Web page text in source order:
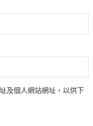
及個人網站網址，以供下